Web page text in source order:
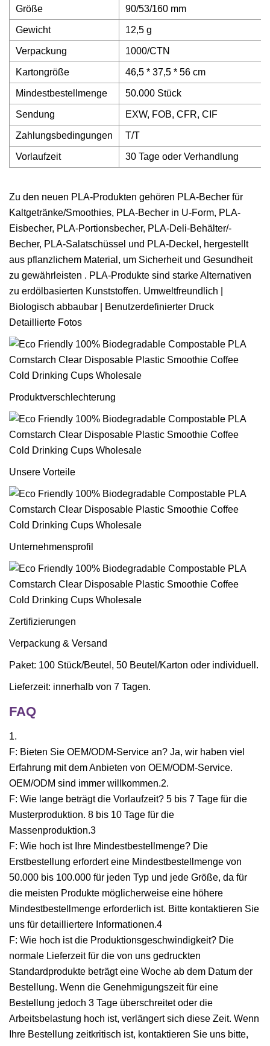
Größe 90/53/160 mm
Gewicht 12,5 g
Verpackung 1000/CTN
Kartongröße 46,5 * 37,5 * 56 cm
Mindestbestellmenge 50.000 Stück
Sendung EXW, FOB, CFR, CIF
Zahlungsbedingungen T/T
Vorlaufzeit 30 Tage oder Verhandlung
Zu den neuen PLA-Produkten gehören PLA-Becher für
Kaltgetränke/Smoothies, PLA-Becher in U-Form, PLA-
Eisbecher, PLA-Portionsbecher, PLA-Deli-Behälter/-
Becher, PLA-Salatschüssel und PLA-Deckel, hergestellt
aus pflanzlichem Material, um Sicherheit und Gesundheit
zu gewährleisten . PLA-Produkte sind starke Alternativen
zu erdölbasierten Kunststoffen. Umweltfreundlich |
Biologisch abbaubar | Benutzerdefinierter Druck
Detaillierte Fotos
Produktverschlechterung
Unsere Vorteile
Unternehmensprofil
Zertifizierungen
Verpackung & Versand
Paket: 100 Stück/Beutel, 50 Beutel/Karton oder individuell.
Lieferzeit: innerhalb von 7 Tagen.
FAQ
1.
F: Bieten Sie OEM/ODM-Service an? Ja, wir haben viel
Erfahrung mit dem Anbieten von OEM/ODM-Service.
OEM/ODM sind immer willkommen.2.
F: Wie lange beträgt die Vorlaufzeit? 5 bis 7 Tage für die
Musterproduktion. 8 bis 10 Tage für die
Massenproduktion.3
F: Wie hoch ist Ihre Mindestbestellmenge? Die
Erstbestellung erfordert eine Mindestbestellmenge von
50.000 bis 100.000 für jeden Typ und jede Größe, da für
die meisten Produkte möglicherweise eine höhere
Mindestbestellmenge erforderlich ist. Bitte kontaktieren Sie
uns für detailliertere Informationen.4
F: Wie hoch ist die Produktionsgeschwindigkeit? Die
normale Lieferzeit für die von uns gedruckten
Standardprodukte beträgt eine Woche ab dem Datum der
Bestellung. Wenn die Genehmigungszeit für eine
Bestellung jedoch 3 Tage überschreitet oder die
Arbeitsbelastung hoch ist, verlängert sich diese Zeit. Wenn
Ihre Bestellung zeitkritisch ist, kontaktieren Sie uns bitte,